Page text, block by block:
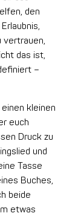
den
vertrauen,
das ist,
–
kleinen
euch
Druck zu
und
Tasse
Buches,
beide
etwas